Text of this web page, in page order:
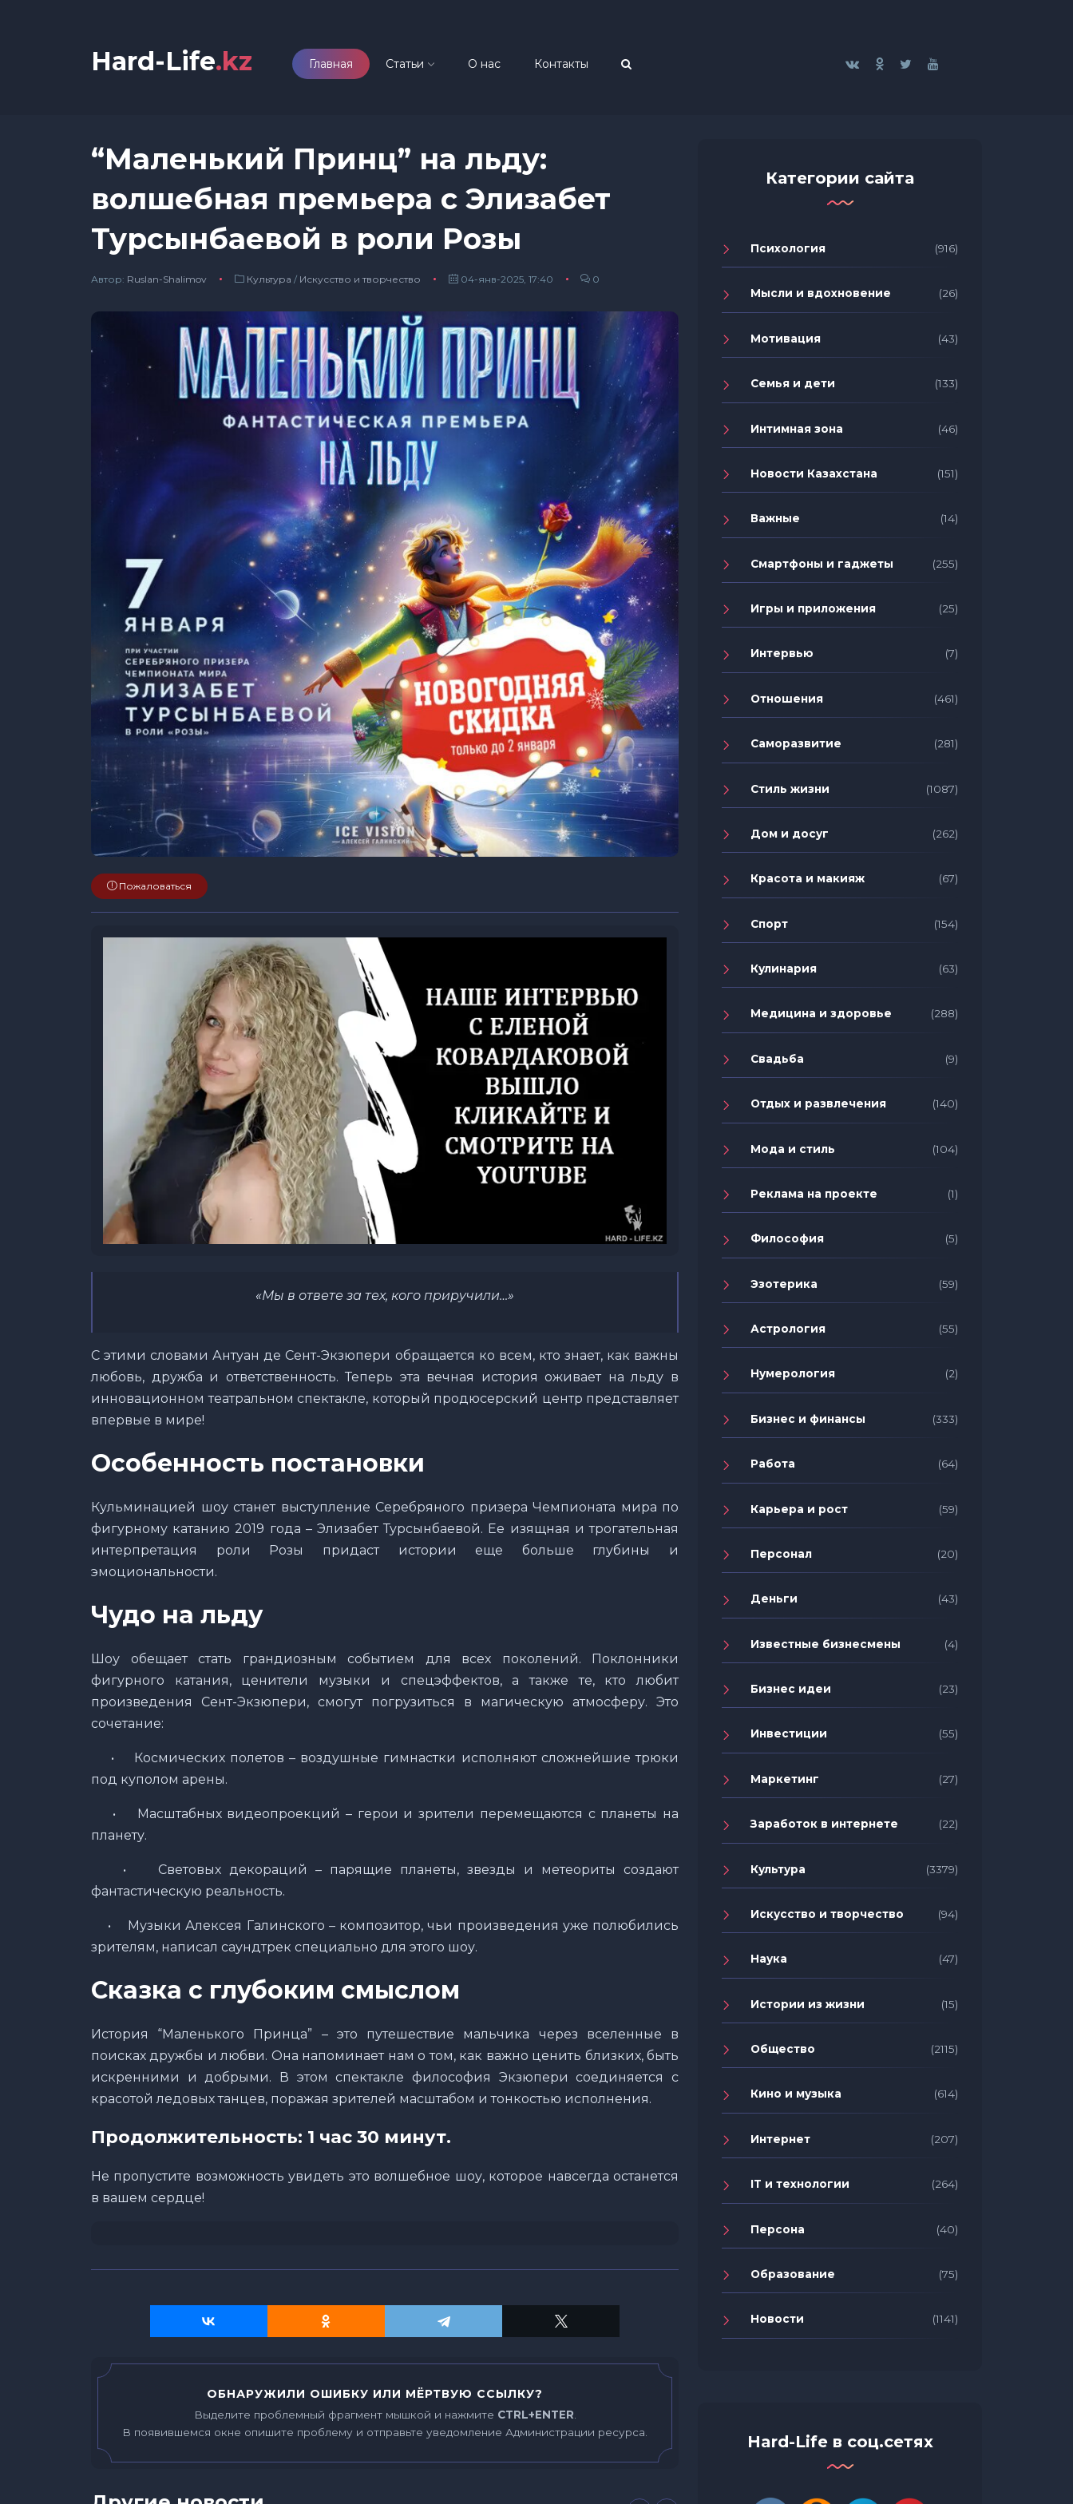
Hard-Life.kz Главная Статьи О нас Контакты
“Маленький Принц” на льду:
волшебная премьера с Элизабет
Турсынбаевой в роли Розы
Автор: Ruslan-Shalimov Культура / Искусство и творчество 04-янв-2025, 17:40 0
Пожаловаться
«Мы в ответе за тех, кого приручили…»
С этими словами Антуан де Сент-Экзюпери обращается ко всем, кто знает, как важны
любовь, дружба и ответственность. Теперь эта вечная история оживает на льду в
инновационном театральном спектакле, который продюсерский центр представляет
впервые в мире!
Особенность постановки
Кульминацией шоу станет выступление Серебряного призера Чемпионата мира по
фигурному катанию 2019 года – Элизабет Турсынбаевой. Ее изящная и трогательная
интерпретация роли Розы придаст истории еще больше глубины и
эмоциональности.
Чудо на льду
Шоу обещает стать грандиозным событием для всех поколений. Поклонники
фигурного катания, ценители музыки и спецэффектов, а также те, кто любит
произведения Сент-Экзюпери, смогут погрузиться в магическую атмосферу. Это
сочетание:
•
Космических полетов – воздушные гимнастки исполняют сложнейшие трюки
под куполом арены.
•
Масштабных видеопроекций – герои и зрители перемещаются с планеты на
планету.
•
Световых декораций – парящие планеты, звезды и метеориты создают
фантастическую реальность.
•
Музыки Алексея Галинского – композитор, чьи произведения уже полюбились
зрителям, написал саундтрек специально для этого шоу.
Сказка с глубоким смыслом
История “Маленького Принца” – это путешествие мальчика через вселенные в
поисках дружбы и любви. Она напоминает нам о том, как важно ценить близких, быть
искренними и добрыми. В этом спектакле философия Экзюпери соединяется с
красотой ледовых танцев, поражая зрителей масштабом и тонкостью исполнения.
Продолжительность: 1 час 30 минут.
Не пропустите возможность увидеть это волшебное шоу, которое навсегда останется
в вашем сердце!
ОБНАРУЖИЛИ ОШИБКУ ИЛИ МЁРТВУЮ ССЫЛКУ?
Выделите проблемный фрагмент мышкой и нажмите CTRL+ENTER
В появившемся окне опишите проблему и отправьте уведомление Администрации ресурса.
Категории сайта
Психология (916)
Мысли и вдохновение (26)
Мотивация (43)
Семья и дети (133)
Интимная зона (46)
Новости Казахстана (151)
Важные (14)
Смартфоны и гаджеты (255)
Игры и приложения (25)
Интервью (7)
Отношения (461)
Саморазвитие (281)
Стиль жизни (1087)
Дом и досуг (262)
Красота и макияж (67)
Спорт (154)
Кулинария (63)
Медицина и здоровье (288)
Свадьба (9)
Отдых и развлечения (140)
Мода и стиль (104)
Реклама на проекте (1)
Философия (5)
Эзотерика (59)
Астрология (55)
Нумерология (2)
Бизнес и финансы (333)
Работа (64)
Карьера и рост (59)
Персонал (20)
Деньги (43)
Известные бизнесмены (4)
Бизнес идеи (23)
Инвестиции (55)
Маркетинг (27)
Заработок в интернете (22)
Культура (3379)
Искусство и творчество (94)
Наука (47)
Истории из жизни (15)
Общество (2115)
Кино и музыка (614)
Интернет (207)
IT и технологии (264)
Персона (40)
Образование (75)
Новости (1141)
Hard-Life в соц.сетях